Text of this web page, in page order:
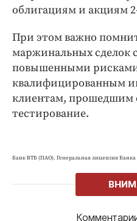
облигациям и акциям
При этом важно
маржинальных сделок
повышенными
квалифицированным
клиентам, прошедшим
тестирование.
Банк ВТБ (ПАО). Генеральная лицензия